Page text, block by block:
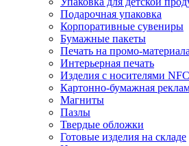
Подарочная упаковка
Корпоративные сувениры
Бумажные пакеты
Печать на промо-
Интерьерная печать
Изделия с носителями NFC
Картонно-бумажная
Магниты
Пазлы
Твердые обложки
Готовые изделия на складе